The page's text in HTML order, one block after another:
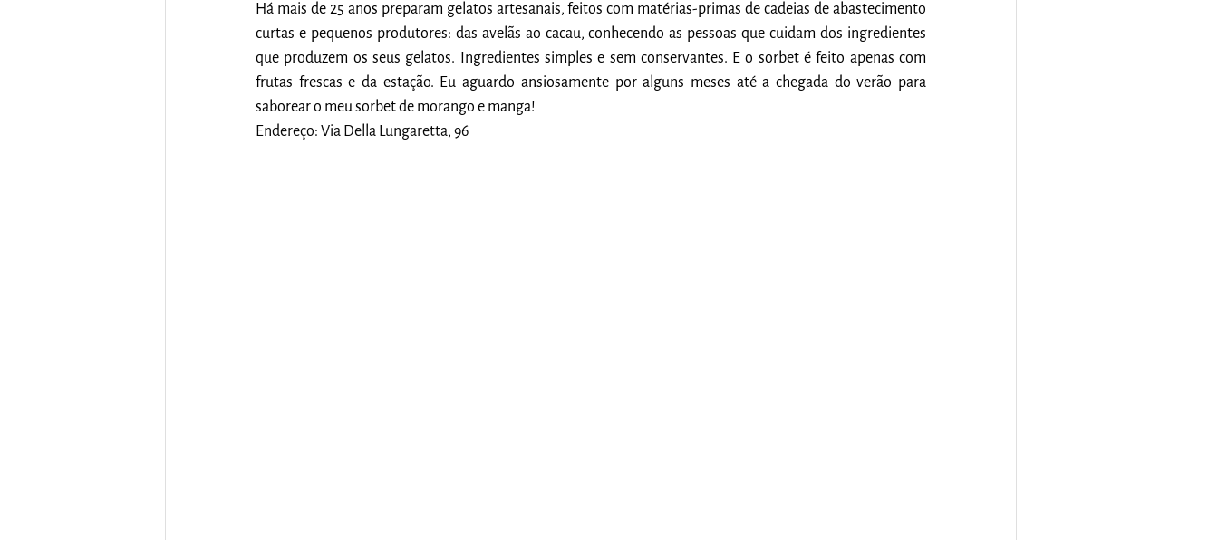
Há mais de 25 anos preparam gelatos artesanais, feitos com matérias-primas de cadeias de abastecimento
curtas e pequenos produtores: das avelãs ao cacau, conhecendo as pessoas que cuidam dos ingredientes
que produzem os seus gelatos. Ingredientes simples e sem conservantes. E o sorbet é feito apenas com
frutas frescas e da estação. Eu aguardo ansiosamente por alguns meses até a chegada do verão para
saborear o meu sorbet de morango e manga!
Endereço: Via Della Lungaretta, 96